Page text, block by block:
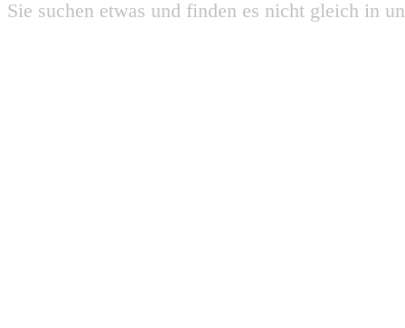
Sie suchen etwas und finden es nicht gleich in